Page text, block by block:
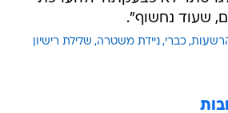
שעוד נחשוף".
כברי ניידת משטרה שלילת רישיון